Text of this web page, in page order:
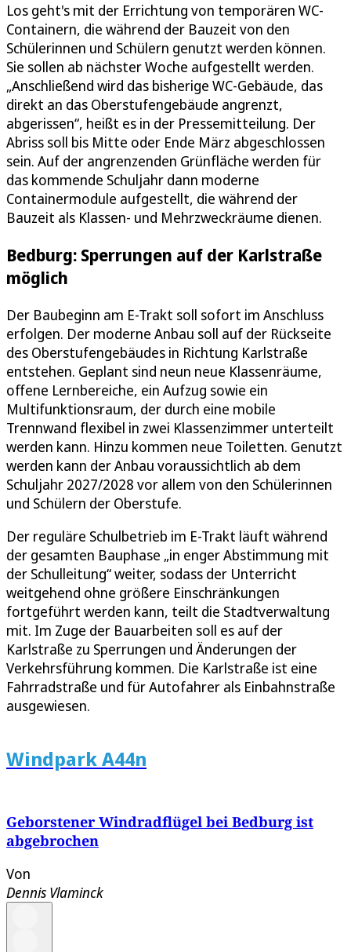
Los geht's mit der Errichtung von temporären WC-
Containern, die während der Bauzeit von den
Schülerinnen und Schülern genutzt werden können.
Sie sollen ab nächster Woche aufgestellt werden.
„Anschließend wird das bisherige WC-Gebäude, das
direkt an das Oberstufengebäude angrenzt,
abgerissen“, heißt es in der Pressemitteilung. Der
Abriss soll bis Mitte oder Ende März abgeschlossen
sein. Auf der angrenzenden Grünfläche werden für
das kommende Schuljahr dann moderne
Containermodule aufgestellt, die während der
Bauzeit als Klassen- und Mehrzweckräume dienen.
Bedburg: Sperrungen auf der Karlstraße
möglich
Der Baubeginn am E-Trakt soll sofort im Anschluss
erfolgen. Der moderne Anbau soll auf der Rückseite
des Oberstufengebäudes in Richtung Karlstraße
entstehen. Geplant sind neun neue Klassenräume,
offene Lernbereiche, ein Aufzug sowie ein
Multifunktionsraum, der durch eine mobile
Trennwand flexibel in zwei Klassenzimmer unterteilt
werden kann. Hinzu kommen neue Toiletten. Genutzt
werden kann der Anbau voraussichtlich ab dem
Schuljahr 2027/2028 vor allem von den Schülerinnen
und Schülern der Oberstufe.
Der reguläre Schulbetrieb im E-Trakt läuft während
der gesamten Bauphase „in enger Abstimmung mit
der Schulleitung“ weiter, sodass der Unterricht
weitgehend ohne größere Einschränkungen
fortgeführt werden kann, teilt die Stadtverwaltung
mit. Im Zuge der Bauarbeiten soll es auf der
Karlstraße zu Sperrungen und Änderungen der
Verkehrsführung kommen. Die Karlstraße ist eine
Fahrradstraße und für Autofahrer als Einbahnstraße
ausgewiesen.
Windpark A44n
Geborstener Windradflügel bei Bedburg ist
abgebrochen
Von
Dennis Vlaminck